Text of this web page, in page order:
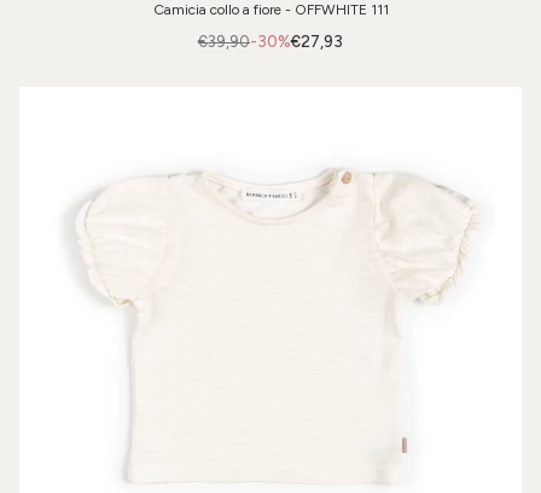
Camicia collo a fiore - OFFWHITE 111
-30%
€39,90 €27,93